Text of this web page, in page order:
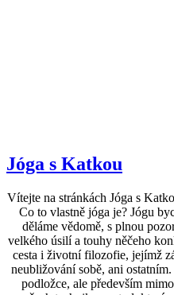
Jóga s Katkou
Vítejte na stránkách Jóga s
Co to vlastně jóga je? Jógu
děláme vědomě, s plnou
velkého úsilí a touhy něčeho
cesta i životní filozofie, jejímž
neubližování sobě, ani
podložce, ale především